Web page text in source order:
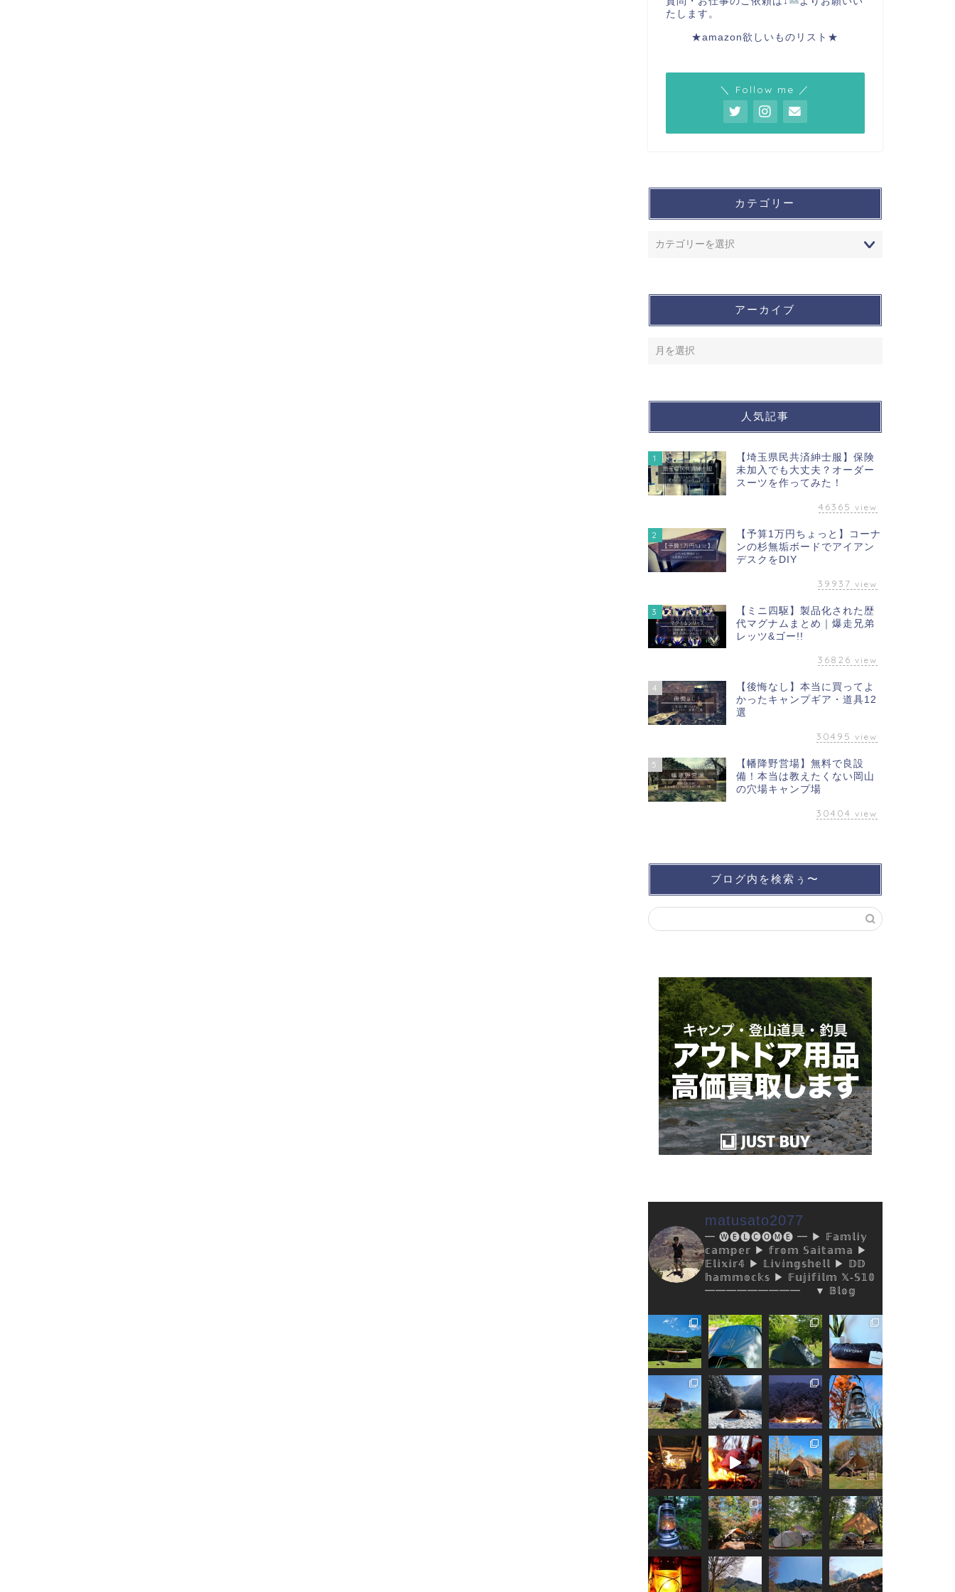
たします。
★amazon欲しいものリスト★
＼ Follow me ／
カテゴリー
アーカイブ
人気記事
1
【埼玉県民共済紳士服】保険
未加入でも大丈夫？オーダー
スーツを作ってみた！
46365 view
2
【予算1万円ちょっと】コーナ
ンの杉無垢ボードでアイアン
デスクをDIY
39937 view
3
【ミニ四駆】製品化された歴
代マグナムまとめ｜爆走兄弟
レッツ&ゴー!!
36826 view
4
【後悔なし】本当に買ってよ
かったキャンプギア・道具12
選
30495 view
5
【幡降野営場】無料で良設
備！本当は教えたくない岡山
の穴場キャンプ場
30404 view
ブログ内を検索ぅ〜
matusato2077
━ 🅦🅔🅛🅒🅞🅜🅔 ━ ▶︎ 𝔽𝕒𝕞𝕝𝕚𝕪
𝕔𝕒𝕞𝕡𝕖𝕣 ▶︎ 𝕗𝕣𝕠𝕞 𝕊𝕒𝕚𝕥𝕒𝕞𝕒 ▶︎
𝔼𝕝𝕚𝕩𝕚𝕣𝟜 ▶︎ 𝕃𝕚𝕧𝕚𝕟𝕘𝕤𝕙𝕖𝕝𝕝 ▶︎ 𝔻𝔻
𝕙𝕒𝕞𝕞𝕠𝕔𝕜𝕤 ▶︎ 𝔽𝕦𝕛𝕚𝕗𝕚𝕝𝕞 𝕏-𝕊𝟙𝟘
━━━━━━━━━ ▼ 𝔹𝕝𝕠𝕘